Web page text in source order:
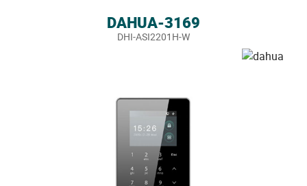
DAHUA-3169
DHI-ASI2201H-W